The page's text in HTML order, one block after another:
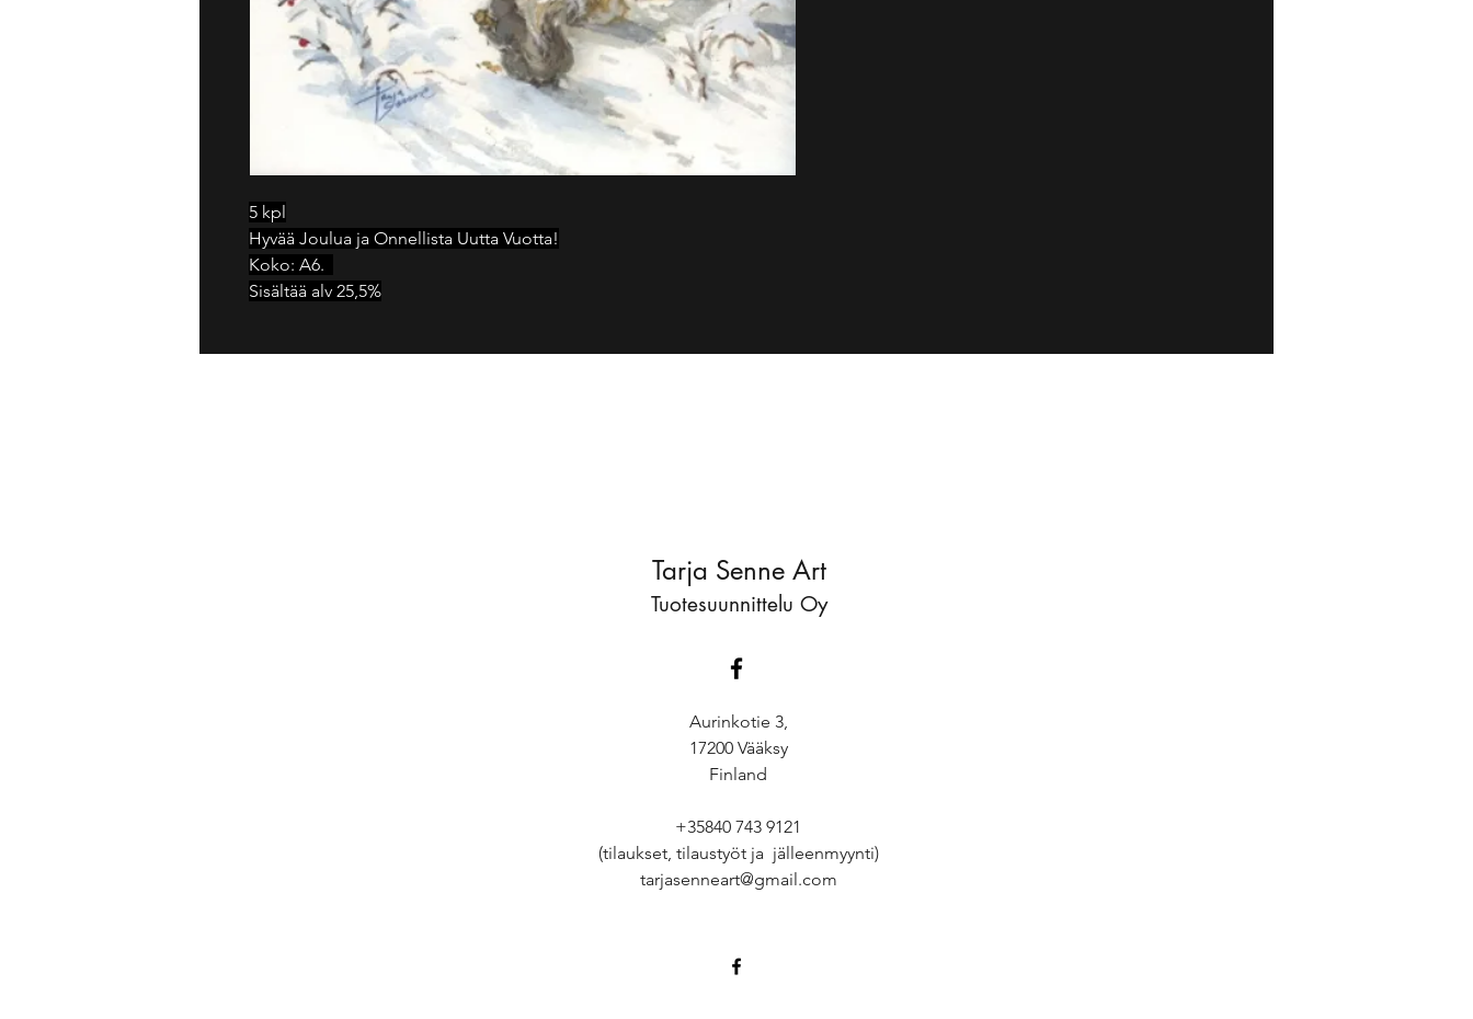
5 kpl
Hyvää Joulua ja Onnellista Uutta Vuotta!
Koko: A6.
Sisältää alv 25,5%
Tarja Senne Art
Tuotesuunnittelu Oy
Aurinkotie 3,
17200 Vääksy
Finland
+35840 743 9121
(tilaukset, tilaustyöt ja jälleenmyynti)
tarjasenneart@gmail.com